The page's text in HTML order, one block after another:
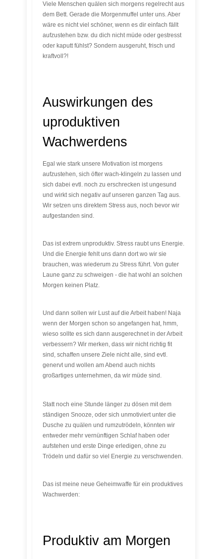
Viele Menschen quälen sich morgens regelrecht aus
dem Bett. Gerade die Morgenmuffel unter uns. Aber
wäre es nicht viel schöner, wenn es dir einfach fällt
aufzustehen bzw. du dich nicht müde oder gestresst
oder kaputt fühlst? Sondern ausgeruht, frisch und
kraftvoll?!
Auswirkungen des
uproduktiven
Wachwerdens
Egal wie stark unsere Motivation ist morgens
aufzustehen, sich öfter wach-klingeln zu lassen und
sich dabei evtl. noch zu erschrecken ist ungesund
und wirkt sich negativ auf unseren ganzen Tag aus.
Wir setzen uns direktem Stress aus, noch bevor wir
aufgestanden sind.
Das ist extrem unproduktiv. Stress raubt uns Energie.
Und die Energie fehlt uns dann dort wo wir sie
brauchen, was wiederum zu Stress führt. Von guter
Laune ganz zu schweigen - die hat wohl an solchen
Morgen keinen Platz.
Und dann sollen wir Lust auf die Arbeit haben! Naja
wenn der Morgen schon so angefangen hat, hmm,
wieso sollte es sich dann ausgerechnet in der Arbeit
verbessern? Wir merken, dass wir nicht richtig fit
sind, schaffen unsere Ziele nicht alle, sind evtl.
genervt und wollen am Abend auch nichts
großartiges unternehmen, da wir müde sind.
Statt noch eine Stunde länger zu dösen mit dem
ständigen Snooze, oder sich unmotiviert unter die
Dusche zu quälen und rumzutrödeln, könnten wir
entweder mehr vernünftigen Schlaf haben oder
aufstehen und erste Dinge erledigen, ohne zu
Trödeln und dafür so viel Energie zu verschwenden.
Das ist meine neue Geheimwaffe für ein produktives
Wachwerden:
Produktiv am Morgen